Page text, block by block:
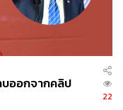
ออกจากคลิป
22